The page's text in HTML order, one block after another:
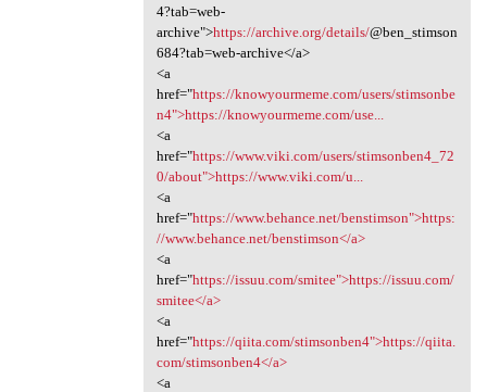
4?tab=web-
archive">https://archive.org/details/@ben_stimson
684?tab=web-archive</a>
<a
href="https://knowyourmeme.com/users/stimsonbe
n4">https://knowyourmeme.com/use...
<a
href="https://www.viki.com/users/stimsonben4_72
0/about">https://www.viki.com/u...
<a
href="https://www.behance.net/benstimson">https:
//www.behance.net/benstimson</a>
<a
href="https://issuu.com/smitee">https://issuu.com/
smitee</a>
<a
href="https://qiita.com/stimsonben4">https://qiita.
com/stimsonben4</a>
<a